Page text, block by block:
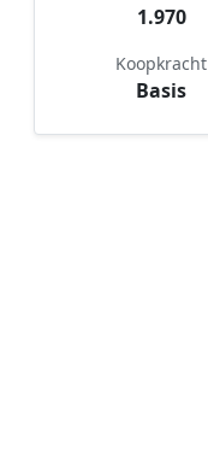
1.970
Koopkracht
Basis